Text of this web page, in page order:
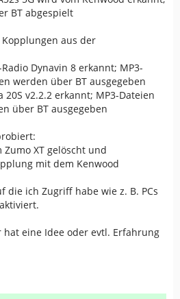
BT abgespielt
aus der
Dynavin 8 erkannt; MP3-
werden über BT ausgegeben
20S v2.2.2 erkannt; MP3-Dateien
über BT ausgegeben
XT gelöscht und
mit dem Kenwood
die ich Zugriff habe wie z. B. PCs
eine Idee oder evtl. Erfahrung